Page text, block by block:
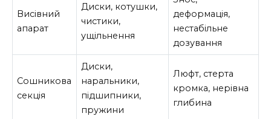
Висівний
апарат
Диски, котушки,
чистики,
ущільнення
деформація,
нестабільне
дозування
Сошникова
секція
Диски,
наральники,
підшипники,
пружини
Люфт, стерта
кромка, нерівна
глибина